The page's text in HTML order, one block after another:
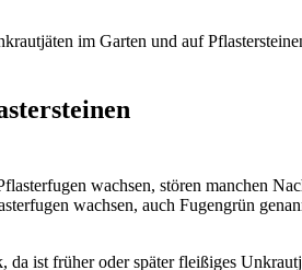
im Garten und auf
wachsen, auch Fugengrün
ist früher oder später fleißiges